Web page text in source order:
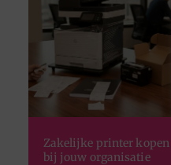
Zakelijke printer kopen
bij jouw organisatie